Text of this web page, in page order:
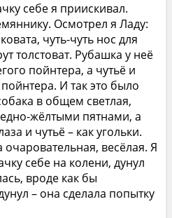
себе я приискивал.
Осмотрел я Ладу:
чуть-чуть нос для
толстоват. Рубашка у неё
пойнтера, а чутьё и
И так это было
в общем светлая,
жёлтыми пятнами, а
и чутьё – как угольки.
весёлая. Я
себе на колени, дунул
вроде как бы
– она сделала попытку